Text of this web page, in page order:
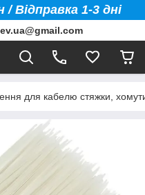
Відправка 1-3 дні
для кабелю стяжки,